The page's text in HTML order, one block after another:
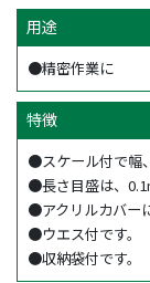
用途
●精密作業に
特徴
●スケール付で幅
●長さ目盛は、
●アクリルカバー
●ウエス付です。
●収納袋付です。